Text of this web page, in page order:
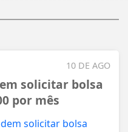
10 DE AGO
solicitar bolsa
por mês